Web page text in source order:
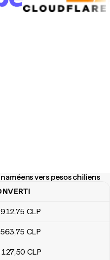
vers pesos chiliens
vers pesos chiliens
912,75 CLP
,75 CLP
127,50 CLP